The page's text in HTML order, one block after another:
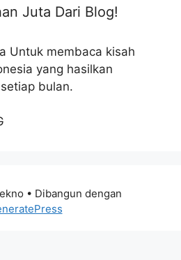
Juta Dari Blog!
Untuk membaca kisah
yang hasilkan
bulan.
• Dibangun dengan